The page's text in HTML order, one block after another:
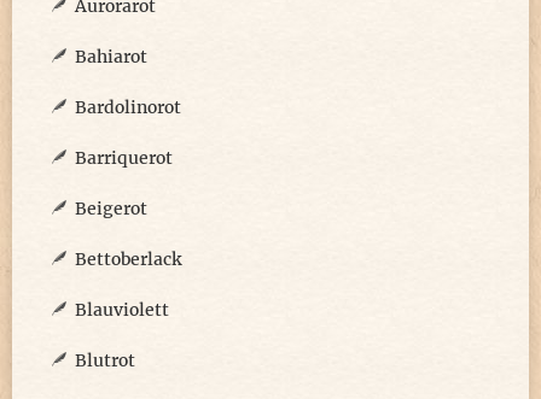
Aurorarot
Bahiarot
Bardolinorot
Barriquerot
Beigerot
Bettoberlack
Blauviolett
Blutrot